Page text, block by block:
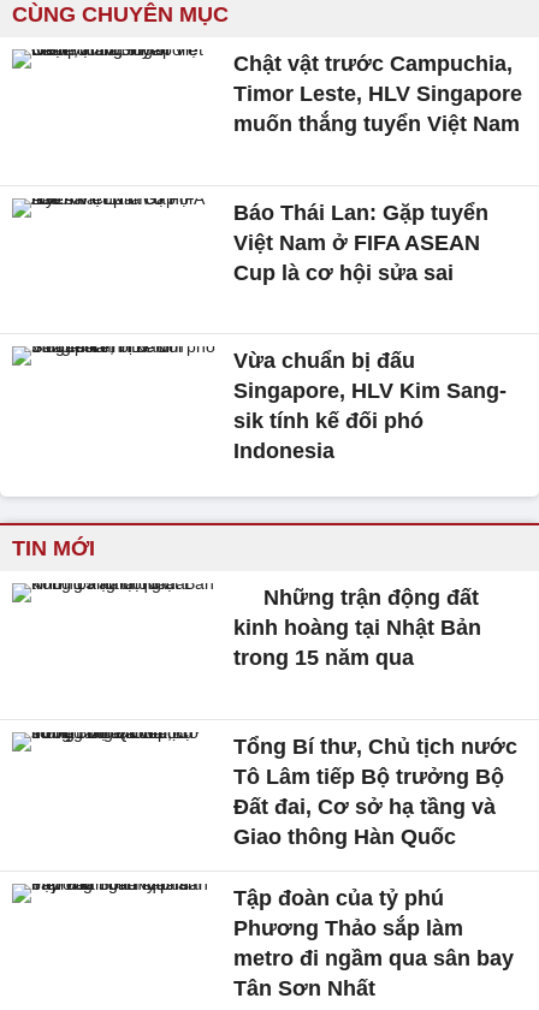
CÙNG CHUYÊN MỤC
Chật vật trước Campuchia,
Timor Leste, HLV Singapore
muốn thắng tuyển Việt Nam
Báo Thái Lan: Gặp tuyển
Việt Nam ở FIFA ASEAN
Cup là cơ hội sửa sai
Vừa chuẩn bị đấu
Singapore, HLV Kim Sang-
sik tính kế đối phó
Indonesia
TIN MỚI
Những trận động đất
kinh hoàng tại Nhật Bản
trong 15 năm qua
Tổng Bí thư, Chủ tịch nước
Tô Lâm tiếp Bộ trưởng Bộ
Đất đai, Cơ sở hạ tầng và
Giao thông Hàn Quốc
Tập đoàn của tỷ phú
Phương Thảo sắp làm
metro đi ngầm qua sân bay
Tân Sơn Nhất